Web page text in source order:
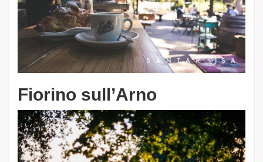
Fiorino sull’Arno